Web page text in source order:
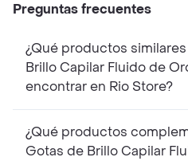
Preguntas frecuentes
¿Qué productos
Brillo Capilar Fluido de
encontrar en Rio Store?
¿Qué productos
Gotas de Brillo Capilar